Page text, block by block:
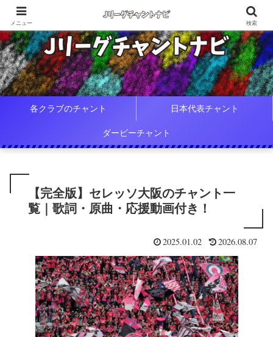
各クラブのチャント 日本代表チャント
ダービーチャント
【完全版】セレッソ大阪のチャント一
覧｜歌詞・原曲・応援動画付き！
2025.01.02 2026.08.07
メニュー 検索